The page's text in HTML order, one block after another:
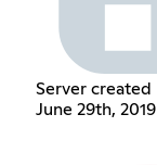
Server created
June 29th, 2019